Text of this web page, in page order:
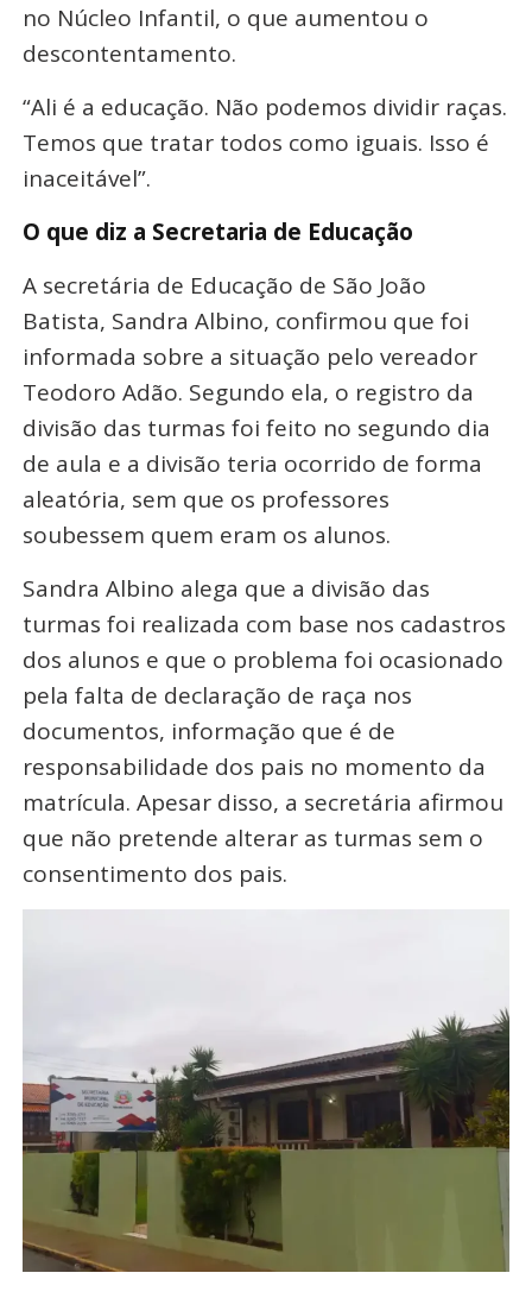
no Núcleo Infantil, o que aumentou o
descontentamento.
“Ali é a educação. Não podemos dividir raças.
Temos que tratar todos como iguais. Isso é
inaceitável”.
O que diz a Secretaria de Educação
A secretária de Educação de São João
Batista, Sandra Albino, confirmou que foi
informada sobre a situação pelo vereador
Teodoro Adão. Segundo ela, o registro da
divisão das turmas foi feito no segundo dia
de aula e a divisão teria ocorrido de forma
aleatória, sem que os professores
soubessem quem eram os alunos.
Sandra Albino alega que a divisão das
turmas foi realizada com base nos cadastros
dos alunos e que o problema foi ocasionado
pela falta de declaração de raça nos
documentos, informação que é de
responsabilidade dos pais no momento da
matrícula. Apesar disso, a secretária afirmou
que não pretende alterar as turmas sem o
consentimento dos pais.